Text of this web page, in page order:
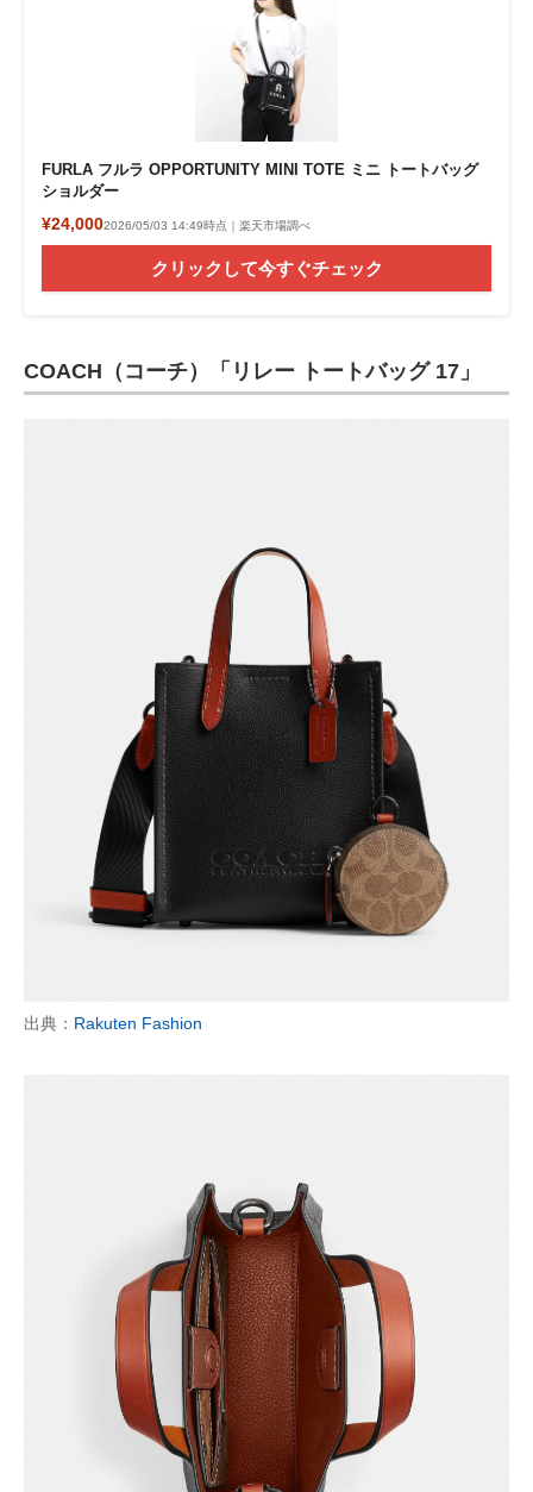
FURLA フルラ OPPORTUNITY MINI TOTE ミニ トートバッグ
ショルダー
¥24,0002026/05/03 14:49時点｜楽天市場調べ
クリックして今すぐチェック
COACH（コーチ）「リレー トートバッグ 17」
出典： Rakuten Fashion